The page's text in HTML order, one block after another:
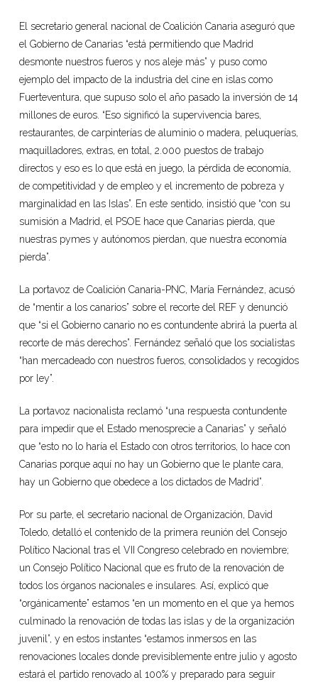
El secretario general nacional de Coalición Canaria aseguró que
el Gobierno de Canarias “está permitiendo que Madrid
desmonte nuestros fueros y nos aleje más” y puso como
ejemplo del impacto de la industria del cine en islas como
Fuerteventura, que supuso solo el año pasado la inversión de 14
millones de euros. “Eso significó la supervivencia bares,
restaurantes, de carpinterías de aluminio o madera, peluquerías,
maquilladores, extras, en total, 2.000 puestos de trabajo
directos y eso es lo que está en juego, la pérdida de economía,
de competitividad y de empleo y el incremento de pobreza y
marginalidad en las Islas”. En este sentido, insistió que “con su
sumisión a Madrid, el PSOE hace que Canarias pierda, que
nuestras pymes y autónomos pierdan, que nuestra economía
pierda”.
La portavoz de Coalición Canaria-PNC, María Fernández, acusó
de “mentir a los canarios” sobre el recorte del REF y denunció
que “si el Gobierno canario no es contundente abrirá la puerta al
recorte de más derechos”. Fernández señaló que los socialistas
“han mercadeado con nuestros fueros, consolidados y recogidos
por ley”.
La portavoz nacionalista reclamó “una respuesta contundente
para impedir que el Estado menosprecie a Canarias” y señaló
que “esto no lo haría el Estado con otros territorios, lo hace con
Canarias porque aquí no hay un Gobierno que le plante cara,
hay un Gobierno que obedece a los dictados de Madrid”.
Por su parte, el secretario nacional de Organización, David
Toledo, detalló el contenido de la primera reunión del Consejo
Político Nacional tras el VII Congreso celebrado en noviembre;
un Consejo Político Nacional que es fruto de la renovación de
todos los órganos nacionales e insulares. Así, explicó que
“orgánicamente” estamos “en un momento en el que ya hemos
culminado la renovación de todas las islas y de la organización
juvenil”, y en estos instantes “estamos inmersos en las
renovaciones locales donde previsiblemente entre julio y agosto
estará el partido renovado al 100% y preparado para seguir